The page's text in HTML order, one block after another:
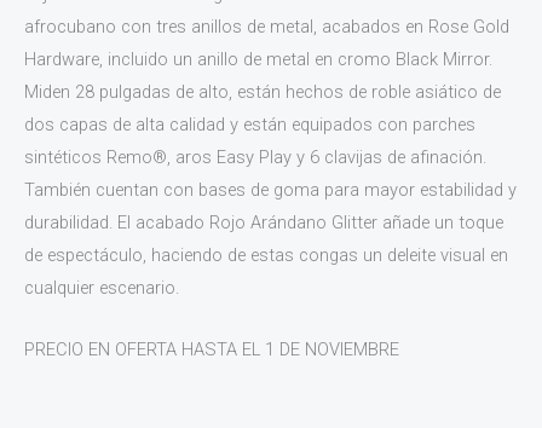
afrocubano con tres anillos de metal, acabados en Rose Gold
Hardware, incluido un anillo de metal en cromo Black Mirror.
Miden 28 pulgadas de alto, están hechos de roble asiático de
dos capas de alta calidad y están equipados con parches
sintéticos Remo®, aros Easy Play y 6 clavijas de afinación.
También cuentan con bases de goma para mayor estabilidad y
durabilidad. El acabado Rojo Arándano Glitter añade un toque
de espectáculo, haciendo de estas congas un deleite visual en
cualquier escenario.
PRECIO EN OFERTA HASTA EL 1 DE NOVIEMBRE